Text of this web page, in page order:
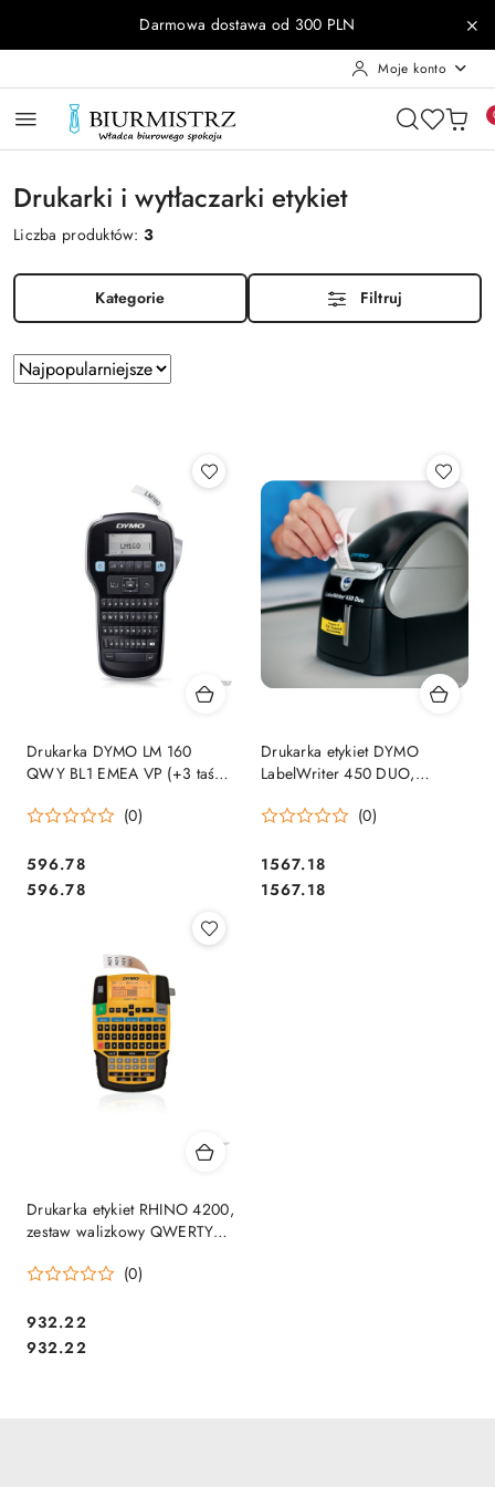
Przejdź do treści głównej
Przejdź do wyszukiwarki
Przejdź do moje konto
Przejdź do menu głównego
Przejdź do stopkiDarmowa dostawa od 300 PLN
Moje konto
Drukarki i wytłaczarki etykiet
Liczba produktów:3
Kategorie Filtruj
Zastosowano
sortowanie:
Sortuj
według
Drukarka DYMO LM 160
QWY BL1 EMEA VP (+3 taśmy
(0)
Cena:
596.78
Cena:
596.78
Drukarka etykiet DYMO
LabelWriter 450 DUO,
(0)
Cena:
1567.18
Cena:
1567.18
Drukarka etykiet RHINO 4200,
zestaw walizkowy QWERTY
(0)
Cena:
932.22
Cena:
932.22